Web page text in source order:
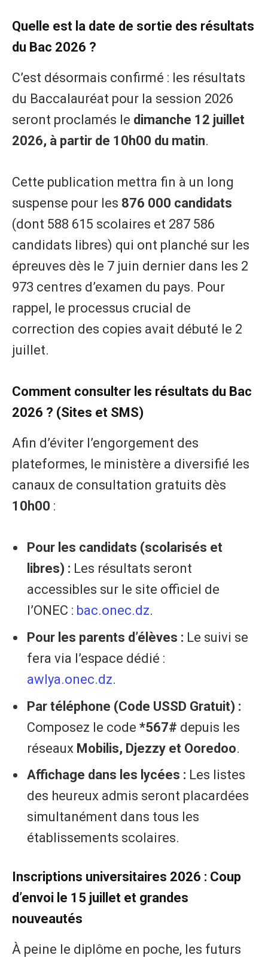
Quelle est la date de sortie des résultats
du Bac 2026 ?
C’est désormais confirmé : les résultats
du Baccalauréat pour la session 2026
seront proclamés le dimanche 12 juillet
2026, à partir de 10h00 du matin.
Cette publication mettra fin à un long
suspense pour les 876 000 candidats
(dont 588 615 scolaires et 287 586
candidats libres) qui ont planché sur les
épreuves dès le 7 juin dernier dans les 2
973 centres d’examen du pays. Pour
rappel, le processus crucial de
correction des copies avait débuté le 2
juillet.
Comment consulter les résultats du Bac
2026 ? (Sites et SMS)
Afin d’éviter l’engorgement des
plateformes, le ministère a diversifié les
canaux de consultation gratuits dès
10h00 :
Pour les candidats (scolarisés et
libres) : Les résultats seront
accessibles sur le site officiel de
l’ONEC : bac.onec.dz.
Pour les parents d’élèves : Le suivi se
fera via l’espace dédié :
awlya.onec.dz.
Par téléphone (Code USSD Gratuit) :
Composez le code *567# depuis les
réseaux Mobilis, Djezzy et Ooredoo.
Affichage dans les lycées : Les listes
des heureux admis seront placardées
simultanément dans tous les
établissements scolaires.
Inscriptions universitaires 2026 : Coup
d’envoi le 15 juillet et grandes
nouveautés
À peine le diplôme en poche, les futurs